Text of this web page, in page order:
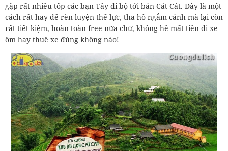
gặp rất nhiều tốp các bạn Tây đi bộ tới bản Cát Cát. Đây là một
cách rất hay để rèn luyện thể lực, tha hồ ngắm cảnh mà lại còn
rất tiết kiệm, hoàn toàn free nữa chứ, không hề mất tiền đi xe
ôm hay thuê xe đúng không nào!